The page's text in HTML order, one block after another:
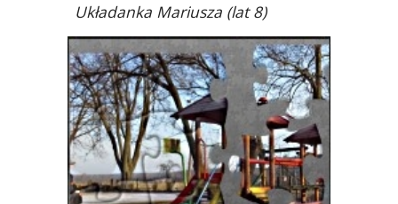
Układanka Mariusza (lat 8)